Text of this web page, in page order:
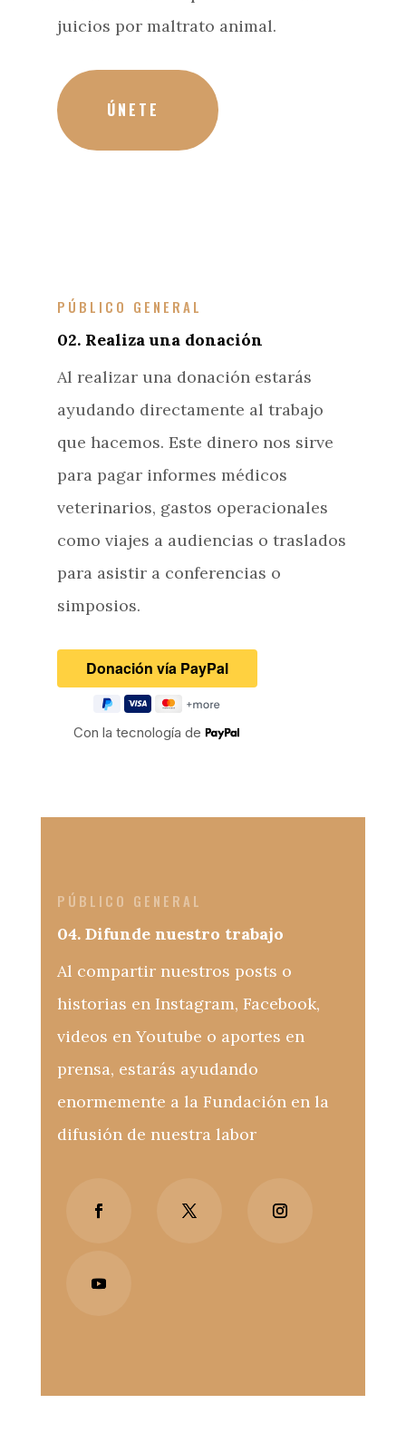
juicios por maltrato animal.
ÚNETE
PÚBLICO GENERAL
02. Realiza una donación
Al realizar una donación estarás
ayudando directamente al trabajo
que hacemos. Este dinero nos sirve
para pagar informes médicos
veterinarios, gastos operacionales
como viajes a audiencias o traslados
para asistir a conferencias o
simposios.
Con la tecnología de
PÚBLICO GENERAL
04. Difunde nuestro trabajo
Al compartir nuestros posts o
historias en Instagram, Facebook,
videos en Youtube o aportes en
prensa, estarás ayudando
enormemente a la Fundación en la
difusión de nuestra labor